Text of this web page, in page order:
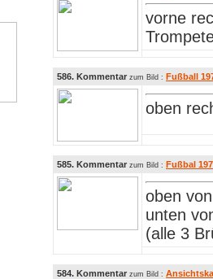
vorne
586. Kommentar zum Bild : Fußball
oben
585. Kommentar zum Bild : Fußbal
oben
unten
(alle 3
584. Kommentar zum Bild :